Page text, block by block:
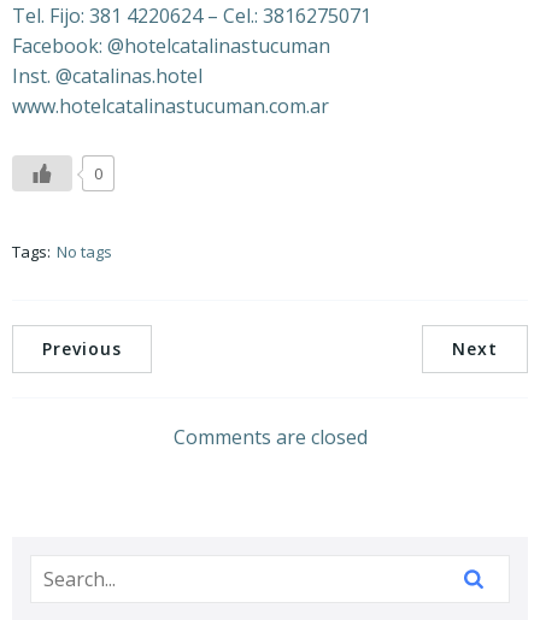
Tel. Fijo: 381 4220624 – Cel.: 3816275071
Facebook: @hotelcatalinastucuman
Inst. @catalinas.hotel
www.hotelcatalinastucuman.com.ar
0
Tags: No tags
Previous Next
Comments are closed